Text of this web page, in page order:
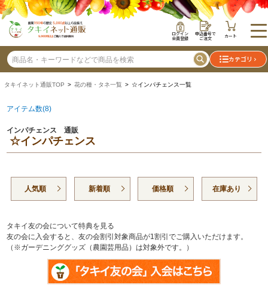
ログイン
会員登録
申込番号で
ご注文 カート
カテゴリ
タキイネット通販TOP > 花の種・タネ一覧 > ☆インパチェンス一覧
アイテム数(8)
インパチェンス 通販
☆インパチェンス
人気順 新着順 価格順 在庫あり
タキイ友の会について特典を見る
友の会に入会すると、友の会割引対象商品が1割引でご購入いただけます。
（※ガーデニンググッズ（農園芸用品）は対象外です。）